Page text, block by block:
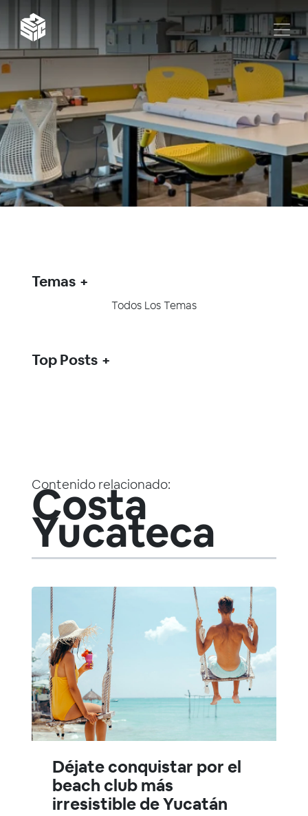
Contenido relacionado:
Costa
Yucateca
Déjate conquistar por el
beach club más
irresistible de Yucatán
Temas
Todos Los Temas
Top Posts